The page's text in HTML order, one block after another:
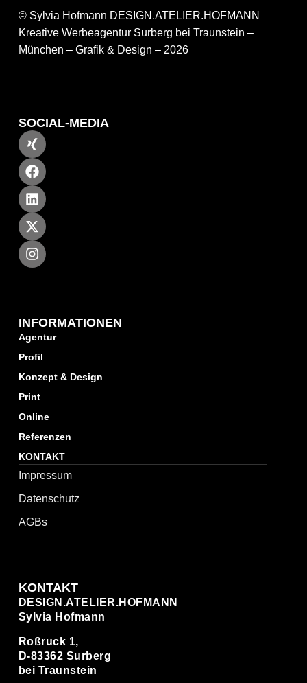
© Sylvia Hofmann DESIGN.ATELIER.HOFMANN
Kreative Werbeagentur Surberg bei Traunstein –
München – Grafik & Design – 2026
INFORMATIONEN
Agentur
Profil
Konzept & Design
Print
Online
Referenzen
KONTAKT
Impressum
Datenschutz
AGBs
KONTAKT
DESIGN.ATELIER.HOFMANN
Sylvia Hofmann
Roßruck 1,
D-83362 Surberg
bei Traunstein
SOCIAL-MEDIA